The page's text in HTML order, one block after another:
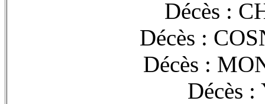
Décès :
Décès :
Décès :
Décès :